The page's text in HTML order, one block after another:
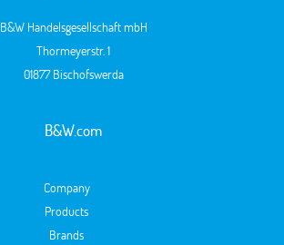
B&W Handelsgesellschaft mbH
Thormeyerstr. 1
01877 Bischofswerda
B&W.com
Company
Products
Brands